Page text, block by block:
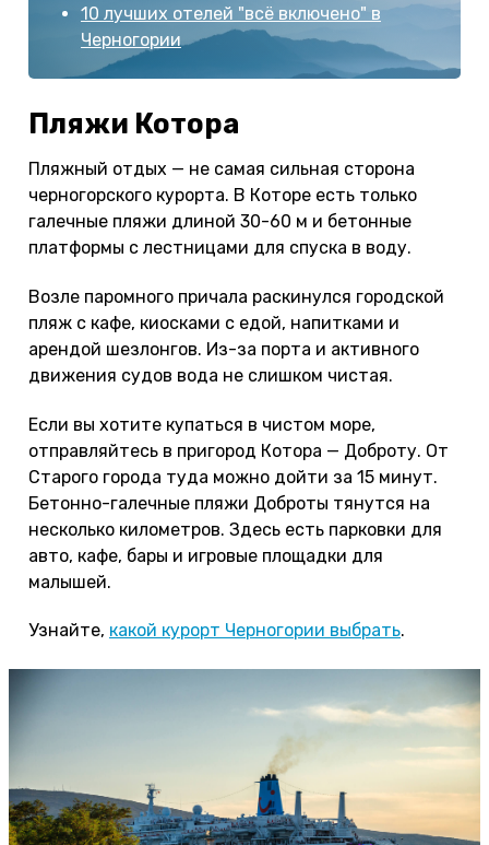
10 лучших отелей "всё включено" в
Черногории
Пляжи Котора
Пляжный отдых — не самая сильная сторона
черногорского курорта. В Которе есть только
галечные пляжи длиной 30-60 м и бетонные
платформы с лестницами для спуска в воду.
Возле паромного причала раскинулся городской
пляж с кафе, киосками с едой, напитками и
арендой шезлонгов. Из-за порта и активного
движения судов вода не слишком чистая.
Если вы хотите купаться в чистом море,
отправляйтесь в пригород Котора — Доброту. От
Старого города туда можно дойти за 15 минут.
Бетонно-галечные пляжи Доброты тянутся на
несколько километров. Здесь есть парковки для
авто, кафе, бары и игровые площадки для
малышей.
Узнайте, какой курорт Черногории выбрать.